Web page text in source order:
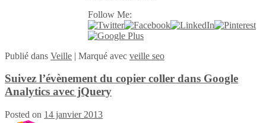
Follow Me:
Publié dans Veille | Marqué avec veille seo
Suivez l’évènement du copier coller dans Google
Analytics avec jQuery
Posted on 14 janvier 2013